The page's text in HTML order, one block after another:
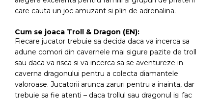
care cauta un joc amuzant si plin de adrenalina.
Cum se joaca Troll & Dragon (EN):
Fiecare jucator trebuie sa decida daca va incerca sa
adune comori din cavernele mai sigure pazite de troll
sau daca va risca si va incerca sa se aventureze in
caverna dragonului pentru a colecta diamantele
valoroase. Jucatorii arunca zaruri pentru a inainta, dar
trebuie sa fie atenti – daca trollul sau dragonul isi fac